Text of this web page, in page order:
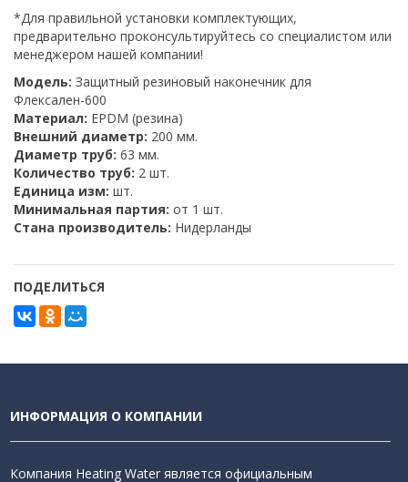
*Для правильной установки комплектующих,
предварительно проконсультируйтесь со специалистом или
менеджером нашей компании!
Модель: Защитный резиновый наконечник для
Флексален-600
Материал: EPDM (резина)
Внешний диаметр: 200 мм.
Диаметр труб: 63 мм.
Количество труб: 2 шт.
Единица изм: шт.
Минимальная партия: от 1 шт.
Стана производитель: Нидерланды
ПОДЕЛИТЬСЯ
ИНФОРМАЦИЯ О КОМПАНИИ
Компания Heating Water является официальным